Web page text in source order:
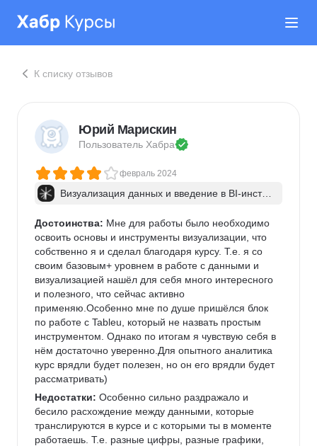
К списку отзывов
Юрий Марискин
Пользователь Хабра
февраль 2024
Визуализация данных и введение в BI-инстру
Достоинства: Мне для работы было необходимо
освоить основы и инструменты визуализации, что
собственно я и сделал благодаря курсу. Т.е. я со
своим базовым+ уровнем в работе с данными и
визуализацией нашёл для себя много интересного
и полезного, что сейчас активно
применяю.Особенно мне по душе пришёлся блок
по работе с Tableu, который не назвать простым
инструментом. Однако по итогам я чувствую себя в
нём достаточно уверенно.Для опытного аналитика
курс врядли будет полезен, но он его врядли будет
рассматривать)
Недостатки: Особенно сильно раздражало и
бесило расхождение между данными, которые
транслируются в курсе и с которыми ты в моменте
работаешь. Т.е. разные цифры, разные графики,